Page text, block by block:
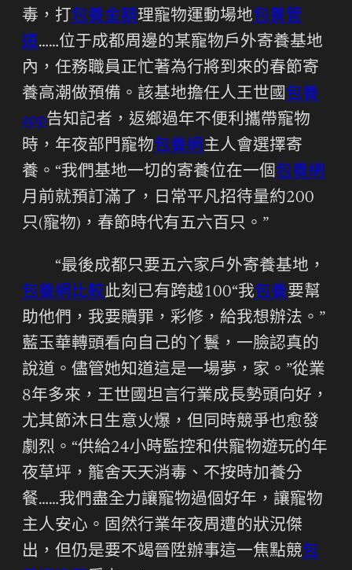
毒，打 包養金額理寵物運動場地包養管
道……位于成都周邊的某寵物戶外寄養基地
內，任務職員正忙著為行將到來的春節寄
養高潮做預備。該基地擔任人王世國包養
app告知記者，返鄉過年不便利攜帶寵物
時，年夜部門寵物包養網主人會選擇寄
養。“我們基地一切的寄養位在一個包養網
月前就預訂滿了，日常平凡招待量約200
只(寵物)，春節時代有五六百只。”
“最後成都只要五六家戶外寄養基地，
包養網比較此刻已有跨越100“我包養要幫
助他們，我要贖罪，彩修，給我想辦法。”
藍玉華轉頭看向自己的丫鬟，一臉認真的
說道。儘管她知道這是一場夢，家。”從業
8年多來，王世國坦言行業成長勢頭向好，
尤其節沐日生意火爆，但同時競爭也愈發
劇烈。“供給24小時監控和供寵物遊玩的年
夜草坪，籠舍天天消毒、不按時加養分
餐……我們盡全力讓寵物過個好年，讓寵物
主人安心。固然行業年夜周遭的狀況傑
出，但仍是要不竭晉陞辦事這一焦點競包